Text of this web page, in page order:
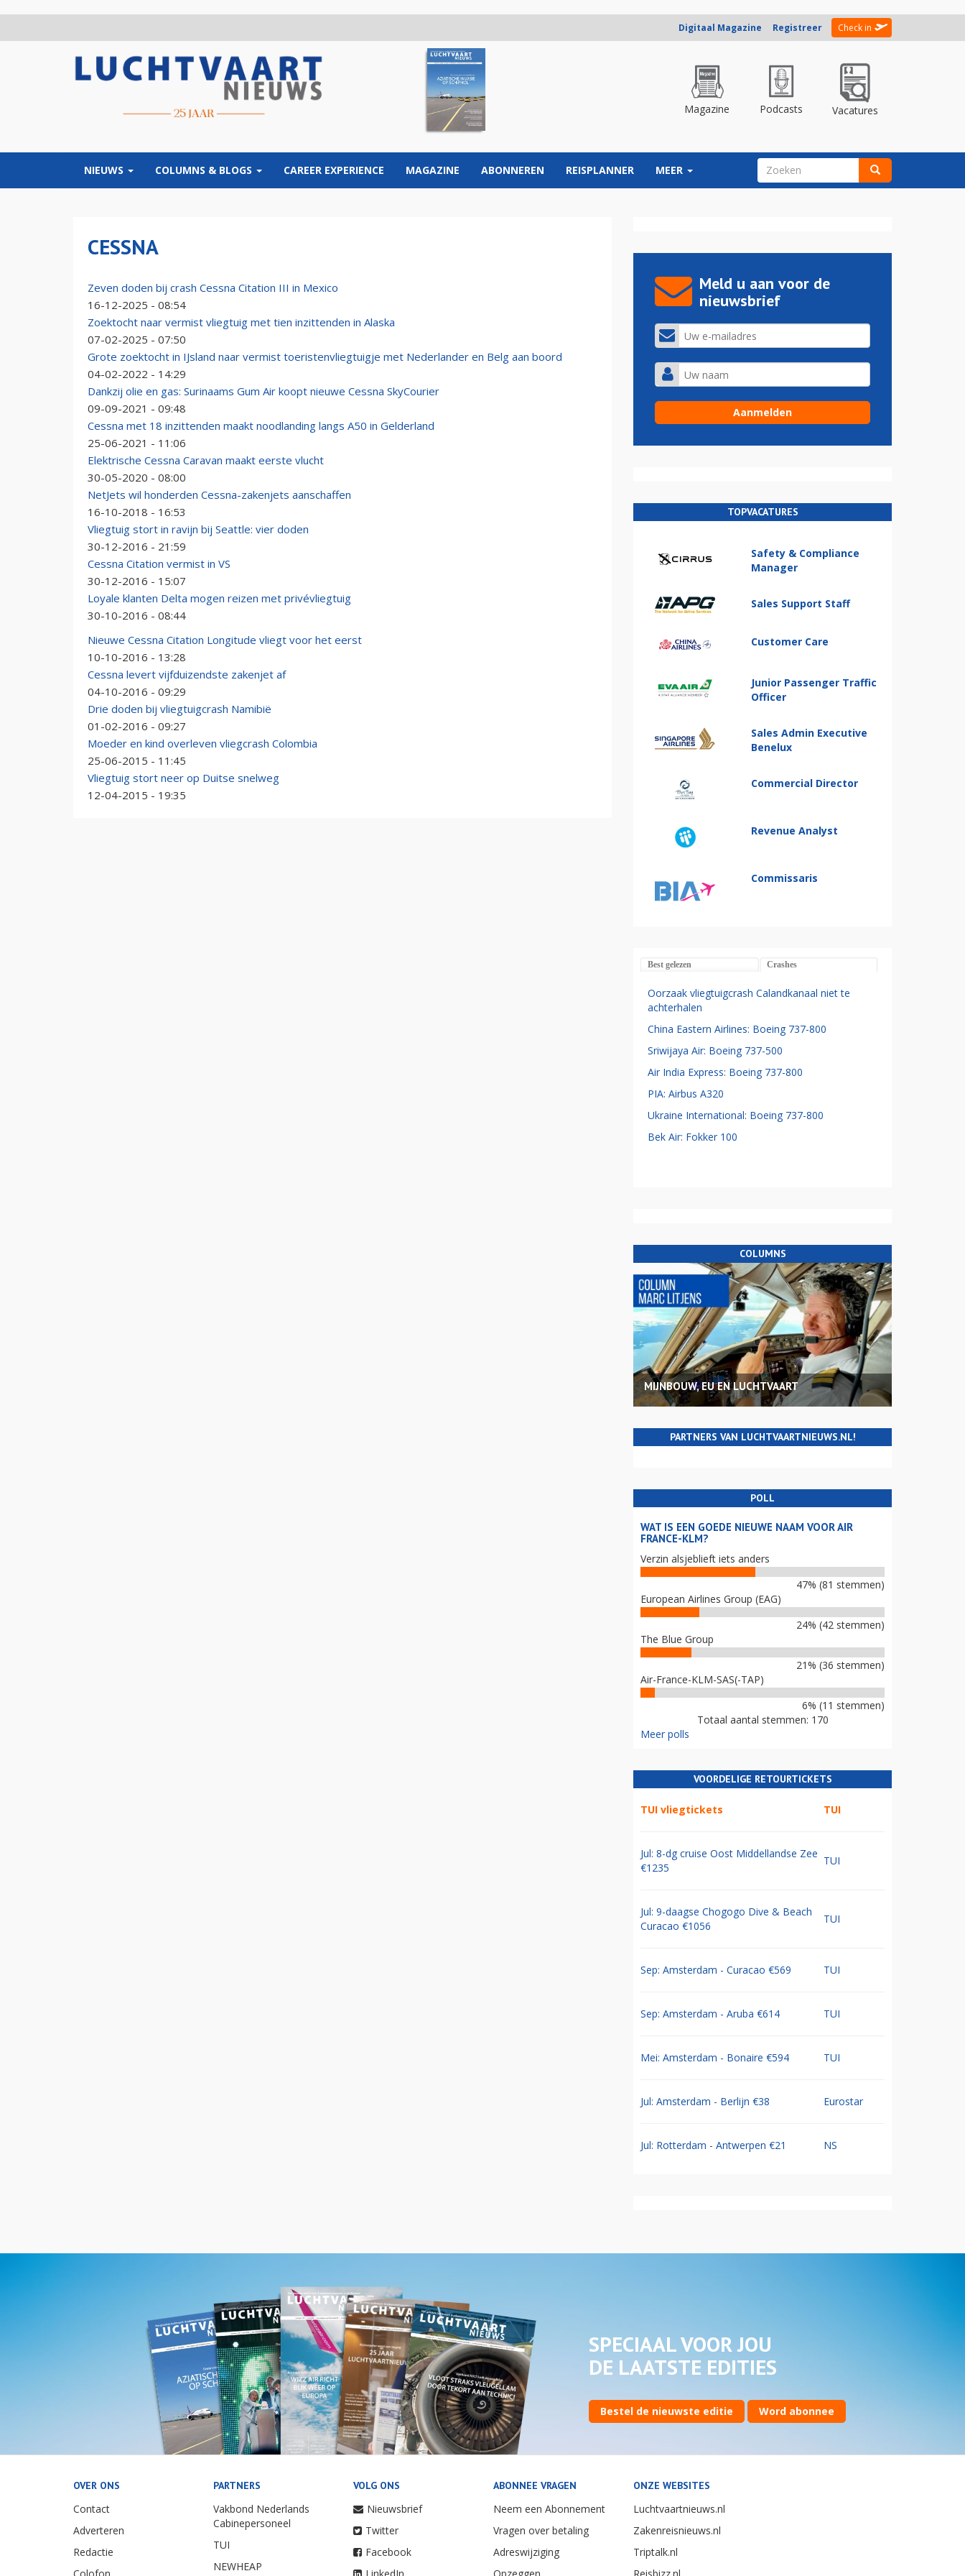
Digitaal Magazine Registreer Check in
Magazine Podcasts Vacatures
NIEUWS COLUMNS & BLOGS CAREER EXPERIENCE MAGAZINE ABONNEREN REISPLANNER MEER ZOEKVELD
CESSNA
Zeven doden bij crash Cessna Citation III in Mexico
16-12-2025 - 08:54
Zoektocht naar vermist vliegtuig met tien inzittenden in Alaska
07-02-2025 - 07:50
Grote zoektocht in IJsland naar vermist toeristenvliegtuigje met Nederlander en Belg aan boord
04-02-2022 - 14:29
Dankzij olie en gas: Surinaams Gum Air koopt nieuwe Cessna SkyCourier
09-09-2021 - 09:48
Cessna met 18 inzittenden maakt noodlanding langs A50 in Gelderland
25-06-2021 - 11:06
Elektrische Cessna Caravan maakt eerste vlucht
30-05-2020 - 08:00
NetJets wil honderden Cessna-zakenjets aanschaffen
16-10-2018 - 16:53
Vliegtuig stort in ravijn bij Seattle: vier doden
30-12-2016 - 21:59
Cessna Citation vermist in VS
30-12-2016 - 15:07
Loyale klanten Delta mogen reizen met privévliegtuig
30-10-2016 - 08:44
Nieuwe Cessna Citation Longitude vliegt voor het eerst
10-10-2016 - 13:28
Cessna levert vijfduizendste zakenjet af
04-10-2016 - 09:29
Drie doden bij vliegtuigcrash Namibië
01-02-2016 - 09:27
Moeder en kind overleven vliegcrash Colombia
25-06-2015 - 11:45
Vliegtuig stort neer op Duitse snelweg
12-04-2015 - 19:35
Meld u aan voor de
nieuwsbrief
TOPVACATURES
Safety & Compliance
Manager
Sales Support Staff
Customer Care
Junior Passenger Traffic
Officer
Sales Admin Executive
Benelux
Commercial Director
Revenue Analyst
Commissaris
Best gelezen Crashes
Oorzaak vliegtuigcrash Calandkanaal niet te
achterhalen
China Eastern Airlines: Boeing 737-800
Sriwijaya Air: Boeing 737-500
Air India Express: Boeing 737-800
PIA: Airbus A320
Ukraine International: Boeing 737-800
Bek Air: Fokker 100
COLUMNS
MIJNBOUW, EU EN LUCHTVAART
PARTNERS VAN LUCHTVAARTNIEUWS.NL!
POLL
WAT IS EEN GOEDE NIEUWE NAAM VOOR AIR
FRANCE-KLM?
Verzin alsjeblieft iets anders
47% (81 stemmen)
European Airlines Group (EAG)
24% (42 stemmen)
The Blue Group
21% (36 stemmen)
Air-France-KLM-SAS(-TAP)
6% (11 stemmen)
Totaal aantal stemmen: 170
Meer polls
VOORDELIGE RETOURTICKETS
TUI vliegtickets TUI
Jul: 8-dg cruise Oost Middellandse Zee
€1235
TUI
Jul: 9-daagse Chogogo Dive & Beach
Curacao €1056
TUI
Sep: Amsterdam - Curacao €569 TUI
Sep: Amsterdam - Aruba €614 TUI
Mei: Amsterdam - Bonaire €594 TUI
Jul: Amsterdam - Berlijn €38 Eurostar
Jul: Rotterdam - Antwerpen €21 NS
SPECIAAL VOOR JOU
DE LAATSTE EDITIES
Bestel de nieuwste editie Word abonnee
OVER ONS
Contact
Adverteren
Redactie
PARTNERS
Vakbond Nederlands
Cabinepersoneel
TUI
NEWHEAP
VOLG ONS
Nieuwsbrief
Twitter
Facebook
ABONNEE VRAGEN
Neem een Abonnement
Vragen over betaling
Adreswijziging
ONZE WEBSITES
Luchtvaartnieuws.nl
Zakenreisnieuws.nl
Triptalk.nl